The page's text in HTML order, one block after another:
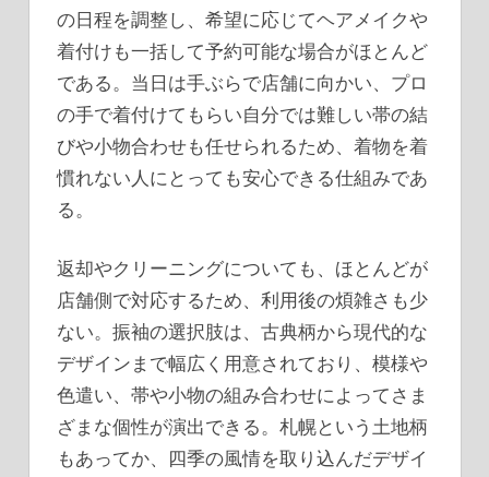
の日程を調整し、希望に応じてヘアメイクや
着付けも一括して予約可能な場合がほとんど
である。当日は手ぶらで店舗に向かい、プロ
の手で着付けてもらい自分では難しい帯の結
びや小物合わせも任せられるため、着物を着
慣れない人にとっても安心できる仕組みであ
る。
返却やクリーニングについても、ほとんどが
店舗側で対応するため、利用後の煩雑さも少
ない。振袖の選択肢は、古典柄から現代的な
デザインまで幅広く用意されており、模様や
色遣い、帯や小物の組み合わせによってさま
ざまな個性が演出できる。札幌という土地柄
もあってか、四季の風情を取り込んだデザイ